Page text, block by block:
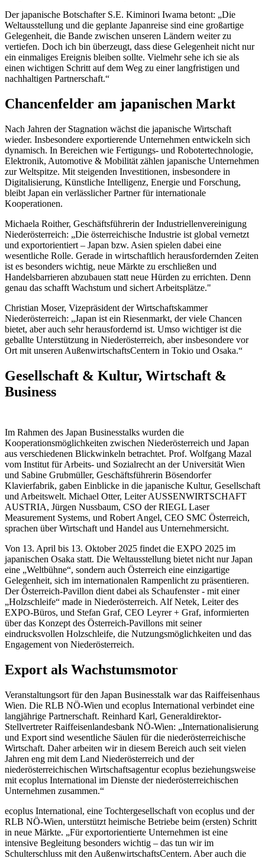
Der japanische Botschafter S.E. Kiminori Iwama betont: „Die
Weltausstellung und die geplante Japanreise sind eine großartige
Gelegenheit, die Bande zwischen unseren Ländern weiter zu
vertiefen. Doch ich bin überzeugt, dass diese Gelegenheit nicht nur
ein einmaliges Ereignis bleiben sollte. Vielmehr sehe ich sie als
einen wichtigen Schritt auf dem Weg zu einer langfristigen und
nachhaltigen Partnerschaft.“
Chancenfelder am japanischen Markt
Nach Jahren der Stagnation wächst die japanische Wirtschaft
wieder. Insbesondere exportierende Unternehmen entwickeln sich
dynamisch. In Bereichen wie Fertigungs- und Robotertechnologie,
Elektronik, Automotive & Mobilität zählen japanische Unternehmen
zur Weltspitze. Mit steigenden Investitionen, insbesondere in
Digitalisierung, Künstliche Intelligenz, Energie und Forschung,
bleibt Japan ein verlässlicher Partner für internationale
Kooperationen.
Michaela Roither, Geschäftsführerin der Industriellenvereinigung
Niederösterreich: „Die österreichische Industrie ist global vernetzt
und exportorientiert – Japan bzw. Asien spielen dabei eine
wesentliche Rolle. Gerade in wirtschaftlich herausfordernden Zeiten
ist es besonders wichtig, neue Märkte zu erschließen und
Handelsbarrieren abzubauen statt neue Hürden zu errichten. Denn
genau das schafft Wachstum und sichert Arbeitsplätze."
Christian Moser, Vizepräsident der Wirtschaftskammer
Niederösterreich: „Japan ist ein Riesenmarkt, der viele Chancen
bietet, aber auch sehr herausfordernd ist. Umso wichtiger ist die
geballte Unterstützung in Niederösterreich, aber insbesondere vor
Ort mit unseren AußenwirtschaftsCentern in Tokio und Osaka.“
Gesellschaft & Kultur, Wirtschaft &
Business
Im Rahmen des Japan Businesstalks wurden die
Kooperationsmöglichkeiten zwischen Niederösterreich und Japan
aus verschiedenen Blickwinkeln betrachtet. Prof. Wolfgang Mazal
vom Institut für Arbeits- und Sozialrecht an der Universität Wien
und Sabine Grubmüller, Geschäftsführerin Bösendorfer
Klavierfabrik, gaben Einblicke in die japanische Kultur, Gesellschaft
und Arbeitswelt. Michael Otter, Leiter AUSSENWIRTSCHAFT
AUSTRIA, Jürgen Nussbaum, CSO der RIEGL Laser
Measurement Systems, und Robert Angel, CEO SMC Österreich,
sprachen über Wirtschaft und Handel aus Unternehmersicht.
Von 13. April bis 13. Oktober 2025 findet die EXPO 2025 im
japanischen Osaka statt. Die Weltausstellung bietet nicht nur Japan
eine „Weltbühne“, sondern auch Österreich eine einzigartige
Gelegenheit, sich im internationalen Rampenlicht zu präsentieren.
Der Österreich-Pavillon dient dabei als Schaufenster - mit einer
„Holzschleife“ made in Niederösterreich. Alf Netek, Leiter des
EXPO-Büros, und Stefan Graf, CEO Leyrer + Graf, informierten
über das Konzept des Österreich-Pavillons mit seiner
eindrucksvollen Holzschleife, die Nutzungsmöglichkeiten und das
Engagement von Niederösterreich.
Export als Wachstumsmotor
Veranstaltungsort für den Japan Businesstalk war das Raiffeisenhaus
Wien. Die RLB NÖ-Wien und ecoplus International verbindet eine
langjährige Partnerschaft. Reinhard Karl, Generaldirektor-
Stellvertreter Raiffeisenlandesbank NÖ-Wien: „Internationalisierung
und Export sind wesentliche Säulen für die niederösterreichische
Wirtschaft. Daher arbeiten wir in diesem Bereich auch seit vielen
Jahren eng mit dem Land Niederösterreich und der
niederösterreichischen Wirtschaftsagentur ecoplus beziehungsweise
mit ecoplus International im Dienste der niederösterreichischen
Unternehmen zusammen.“
ecoplus International, eine Tochtergesellschaft von ecoplus und der
RLB NÖ-Wien, unterstützt heimische Betriebe beim (ersten) Schritt
in neue Märkte. „Für exportorientierte Unternehmen ist eine
intensive Begleitung besonders wichtig – das tun wir im
Schulterschluss mit den AußenwirtschaftsCentern. Aber auch die